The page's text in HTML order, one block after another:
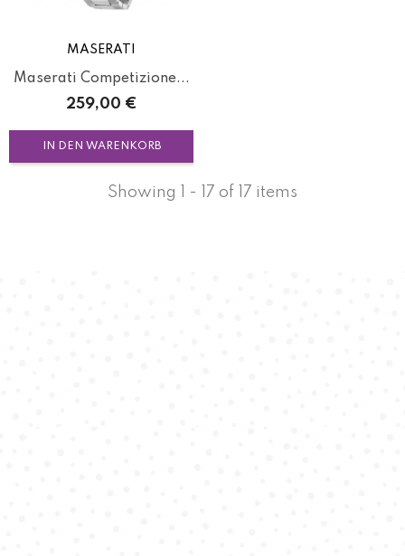
MASERATI
Maserati Competizione...
Preis
259,00 €
IN DEN WARENKORB
Showing 1 - 17 of 17 items